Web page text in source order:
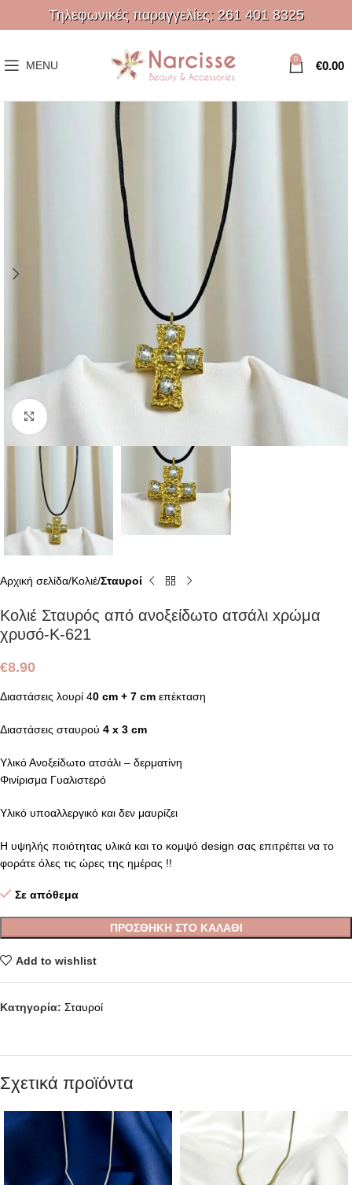
Τηλεφωνικές παραγγελίες: 261 401 8325
MENU 0 €0.00
Click to enlarge
Αρχική σελίδα Κολιέ Σταυροί
Κολιέ Σταυρός από ανοξείδωτο ατσάλι xρώμα
χρυσό-Κ-621
€8.90
Διαστάσεις λουρί 40 cm + 7 cm επέκταση
Διαστάσεις σταυρού 4 x 3 cm
Υλικό Ανοξείδωτο ατσάλι – δερματίνη
Φινίρισμα Γυαλιστερό
Υλικό υποαλλεργικό και δεν μαυρίζει
Η υψηλής ποιότητας υλικά και το κομψό design σας επιτρέπει να το
φοράτε όλες τις ώρες της ημέρας !!
Σε απόθεμα
ΠΡΟΣΘΉΚΗ ΣΤΟ ΚΑΛΆΘΙ
Add to wishlist
Κατηγορία: Σταυροί
Σχετικά προϊόντα